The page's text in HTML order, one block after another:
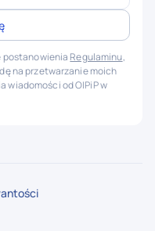
postanowienia Regulaminu,
na przetwarzanie moich
wiadomości od OIPiP w